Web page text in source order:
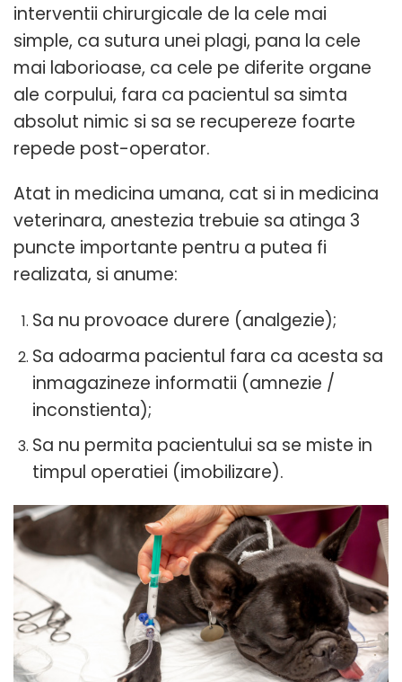
interventii chirurgicale de la cele mai
simple, ca sutura unei plagi, pana la cele
mai laborioase, ca cele pe diferite organe
ale corpului, fara ca pacientul sa simta
absolut nimic si sa se recupereze foarte
repede post-operator.
Atat in medicina umana, cat si in medicina
veterinara, anestezia trebuie sa atinga 3
puncte importante pentru a putea fi
realizata, si anume:
Sa nu provoace durere (analgezie);
Sa adoarma pacientul fara ca acesta sa
inmagazineze informatii (amnezie /
inconstienta);
Sa nu permita pacientului sa se miste in
timpul operatiei (imobilizare).